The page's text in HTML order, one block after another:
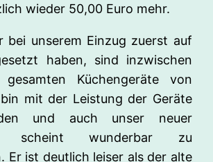
wieder 50,00 Euro mehr.
bei unserem Einzug zuerst auf
haben, sind inzwischen
Küchengeräte von
mit der Leistung der Geräte
und auch unser neuer
scheint wunderbar zu
Er ist deutlich leiser als der alte